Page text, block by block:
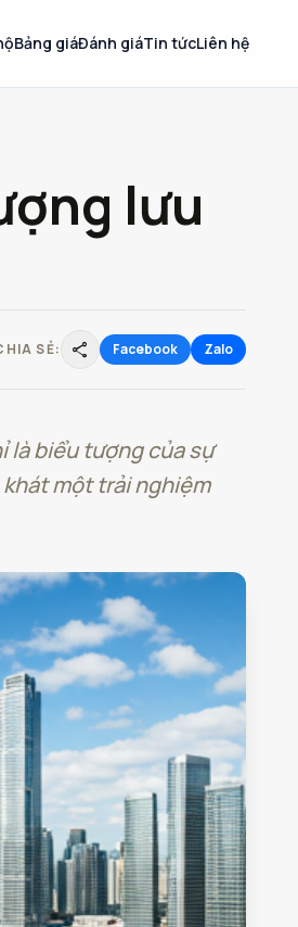
Bảng giáĐánh giáTin tứcLiên hệ
lưu
SẺ: share Facebook Zalo
là biểu tượng của sự
một trải nghiệm